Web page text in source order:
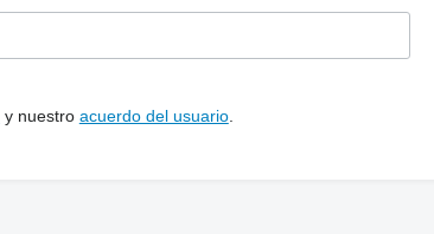
y nuestro acuerdo del usuario.